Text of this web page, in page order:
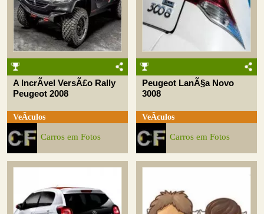
A IncrÃ­vel VersÃ£o Rally
Peugeot 2008
VeÃ­culos
Carros em Fotos
Peugeot LanÃ§a Novo
3008
VeÃ­culos
Carros em Fotos